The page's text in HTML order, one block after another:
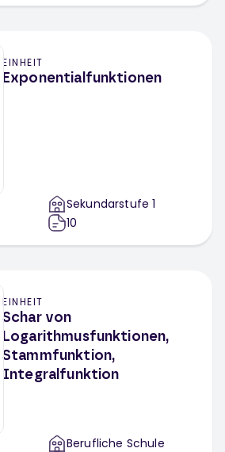
EINHEIT
Exponentialfunktionen
Sekundarstufe 1
10
EINHEIT
Schar von
Logarithmusfunktionen,
Stammfunktion,
Integralfunktion
Berufliche Schule